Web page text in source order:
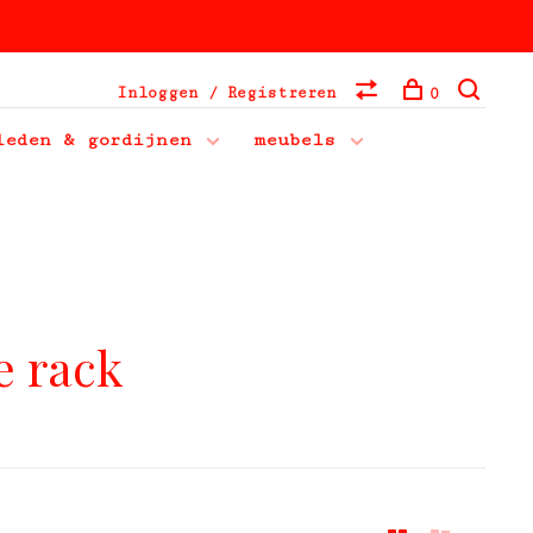
& gordijnen
meubels
Inloggen / Registreren 0
rack